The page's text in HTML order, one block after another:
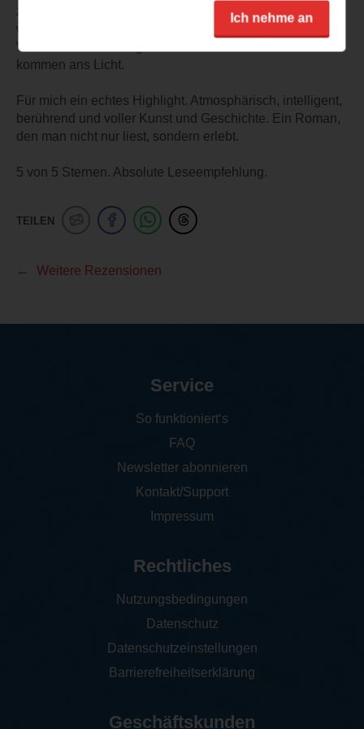
zum Schluss spannend. Immer wieder wollte ich wissen,
wie es weitergeht. Was passiert mit diesen Menschen.
Welche Entscheidungen treffen sie. Welche Wahrheiten
kommen ans Licht.
Für mich ein echtes Highlight. Atmosphärisch, intelligent,
berührend und voller Kunst und Geschichte. Ein Roman,
den man nicht nur liest, sondern erlebt.
5 von 5 Sternen. Absolute Leseempfehlung.
TEILEN
Weitere Rezensionen
Ich nehme an
Service
So funktioniert‘s
FAQ
Newsletter abonnieren
Kontakt/Support
Impressum
Rechtliches
Nutzungsbedingungen
Datenschutz
Datenschutzeinstellungen
Barrierefreiheitserklärung
Geschäftskunden